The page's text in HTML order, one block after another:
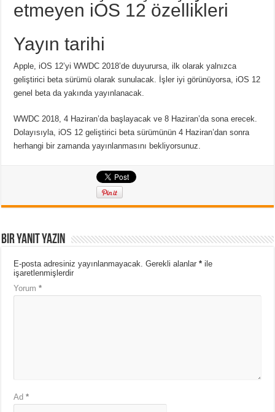
etmeyen iOS 12 özellikleri
Yayın tarihi
Apple, iOS 12’yi WWDC 2018’de duyurursa, ilk olarak yalnızca
geliştirici beta sürümü olarak sunulacak. İşler iyi görünüyorsa, iOS 12
genel beta da yakında yayınlanacak.
WWDC 2018, 4 Haziran’da başlayacak ve 8 Haziran’da sona erecek.
Dolayısıyla, iOS 12 geliştirici beta sürümünün 4 Haziran’dan sonra
herhangi bir zamanda yayınlanmasını bekliyorsunuz.
Bir yanıt yazın
E-posta adresiniz yayınlanmayacak. Gerekli alanlar* ile
işaretlenmişlerdir
Yorum*
Ad*